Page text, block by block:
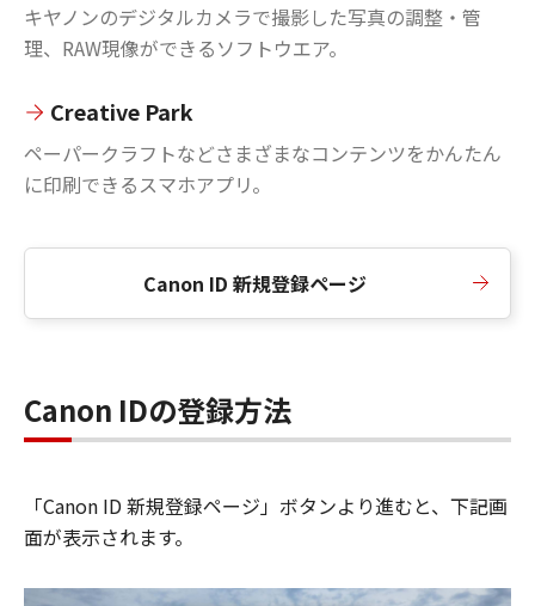
キヤノンのデジタルカメラで撮影した写真の調整・管
理、RAW現像ができるソフトウエア。
Creative Park
ペーパークラフトなどさまざまなコンテンツをかんたん
に印刷できるスマホアプリ。
Canon ID 新規登録ページ
Canon IDの登録方法
「Canon ID 新規登録ページ」ボタンより進むと、下記画
面が表示されます。